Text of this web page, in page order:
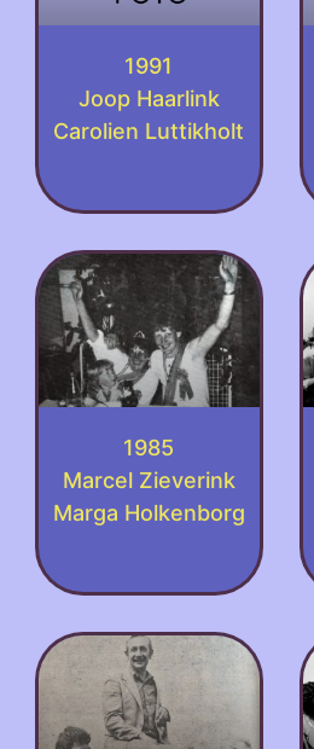
1991
Joop Haarlink
Carolien Luttikholt
1985
Marcel Zieverink
Marga Holkenborg